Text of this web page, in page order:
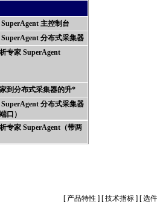
主控制台
分布式采集器
专家 SuperAgent
到分布式采集器的升*
分布式采集器
口）
专家 SuperAgent（带两
[ 产品特性 ] [技术指标 ] [选